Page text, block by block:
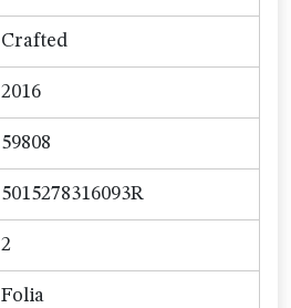
Crafted
2016
59808
5015278316093R
2
Folia